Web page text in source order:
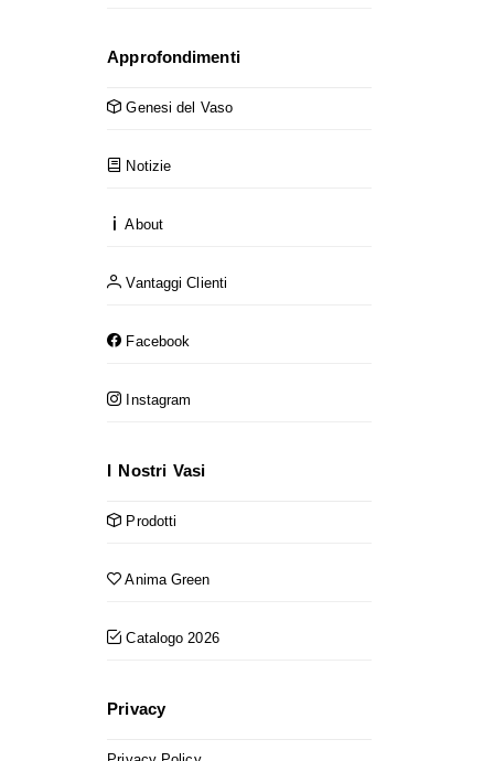
Approfondimenti
Genesi del Vaso
Notizie
About
Vantaggi Clienti
Facebook
Instagram
I Nostri Vasi
Prodotti
Anima Green
Catalogo 2026
Privacy